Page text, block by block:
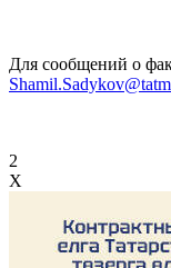
Для сообщений о
2
X